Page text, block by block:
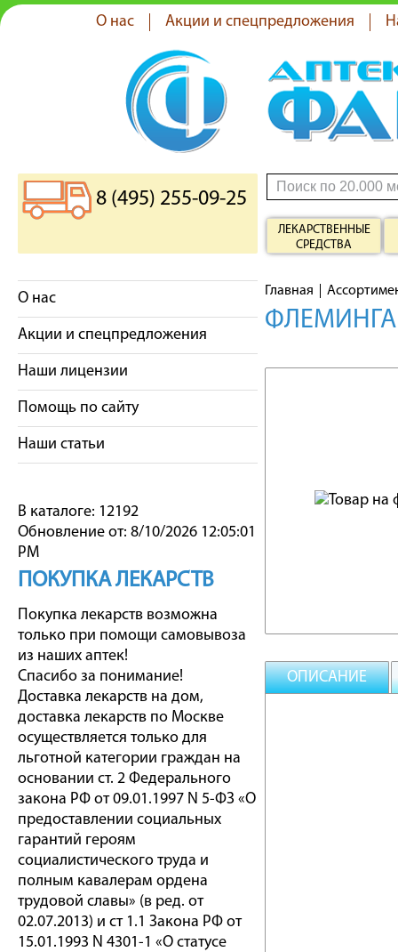
О нас Акции и спецпредложения
8 (495) 255-09-25
ЛЕКАРСТВЕННЫЕ
СРЕДСТВА
О нас
Акции и спецпредложения
Наши лицензии
Помощь по сайту
Наши статьи
В каталоге: 12192
Обновление от: 8/10/2026 12:05:01
PM
ПОКУПКА ЛЕКАРСТВ
Покупка лекарств возможна
только при помощи самовывоза
из наших аптек!
Спасибо за понимание!
Доставка лекарств на дом,
доставка лекарств по Москве
осуществляется только для
льготной категории граждан на
основании ст. 2 Федерального
закона РФ от 09.01.1997 N 5-ФЗ «О
предоставлении социальных
гарантий героям
социалистического труда и
полным кавалерам ордена
трудовой славы» (в ред. от
02.07.2013) и ст 1.1 Закона РФ от
15.01.1993 N 4301-1 «О статусе
Главная
ФЛЕМИНГА
ОПИСАНИЕ